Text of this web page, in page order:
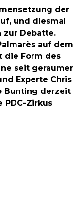
der
und diesmal
zur Debatte.
auf dem
die Form des
seit geraumer
Experte Chris
Bunting derzeit
PDC-Zirkus